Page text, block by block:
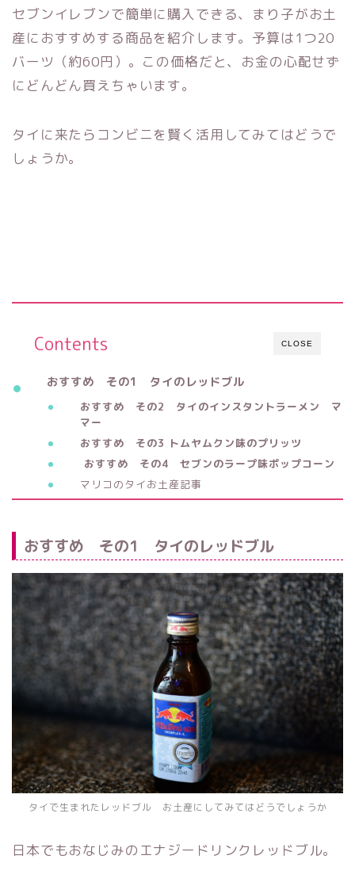
セブンイレブンで簡単に購入できる、まり子がお土
産におすすめする商品を紹介します。予算は1つ20
バーツ（約60円）。この価格だと、お金の心配せず
にどんどん買えちゃいます。
タイに来たらコンビニを賢く活用してみてはどうで
しょうか。
CLOSE
Contents
おすすめ その1 タイのレッドブル
おすすめ その2 タイのインスタントラーメン マ
マー
おすすめ その3 トムヤムクン味のプリッツ
おすすめ その4 セブンのラープ味ポップコーン
マリコのタイお土産記事
おすすめ その1 タイのレッドブル
タイで生まれたレッドブル お土産にしてみてはどうでしょうか
日本でもおなじみのエナジードリンクレッドブル。